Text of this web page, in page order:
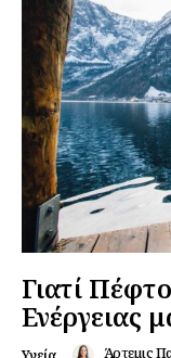
Γιατί
Ενέργειας
Άρτεμις